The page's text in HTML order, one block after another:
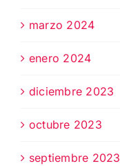
marzo 2024
enero 2024
diciembre 2023
octubre 2023
septiembre 2023